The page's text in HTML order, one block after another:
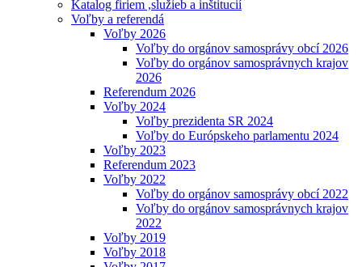
Katalog firiem ,služieb a inštitucií
Voľby a referendá
Voľby 2026
Voľby do orgánov samosprávy obcí 2026
Voľby do orgánov samosprávnych krajov
2026
Referendum 2026
Voľby 2024
Voľby prezidenta SR 2024
Voľby do Európskeho parlamentu 2024
Voľby 2023
Referendum 2023
Voľby 2022
Voľby do orgánov samosprávy obcí 2022
Voľby do orgánov samosprávnych krajov
2022
Voľby 2019
Voľby 2018